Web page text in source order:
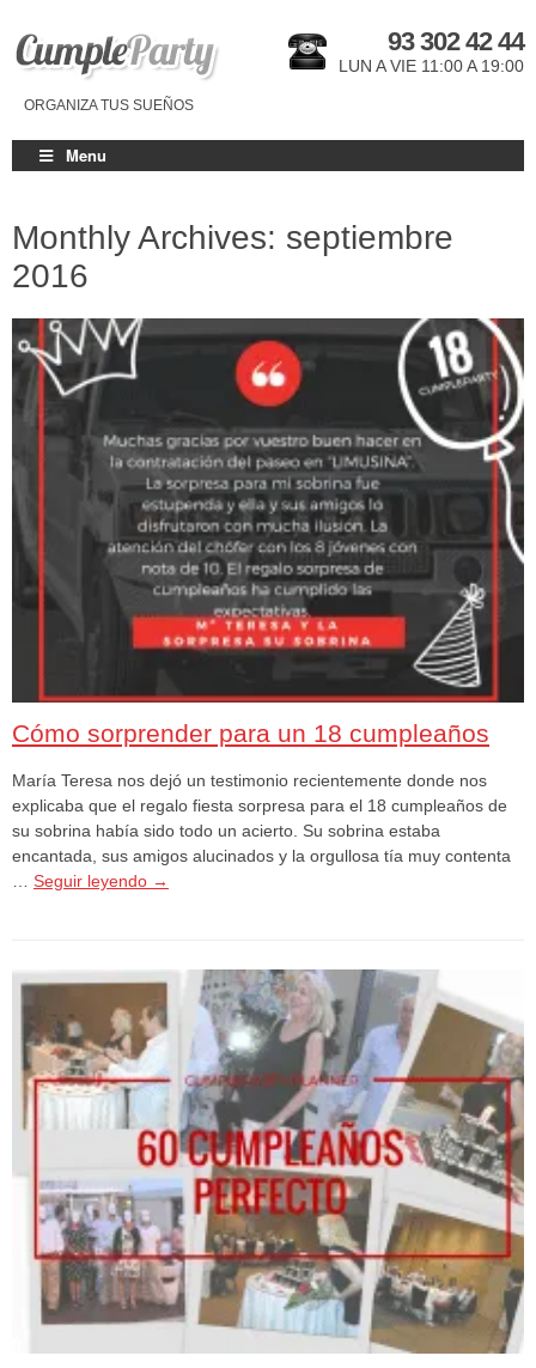
ORGANIZA TUS SUEÑOS
93 302 42 44
LUN A VIE 11:00 A 19:00
Menu
Monthly Archives: septiembre
2016
Cómo sorprender para un 18 cumpleaños
María Teresa nos dejó un testimonio recientemente donde nos
explicaba que el regalo fiesta sorpresa para el 18 cumpleaños de
su sobrina había sido todo un acierto. Su sobrina estaba
encantada, sus amigos alucinados y la orgullosa tía muy contenta
Seguir leyendo →